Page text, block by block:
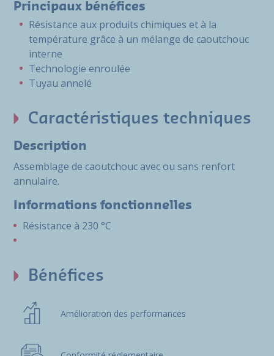
Principaux bénéfices
Résistance aux produits chimiques et à la
température grâce à un mélange de caoutchouc
interne
Technologie enroulée
Tuyau annelé
Caractéristiques techniques
Description
Assemblage de caoutchouc avec ou sans renfort
annulaire.
Informations fonctionnelles
Résistance à 230 °C
Bénéfices
Amélioration des performances